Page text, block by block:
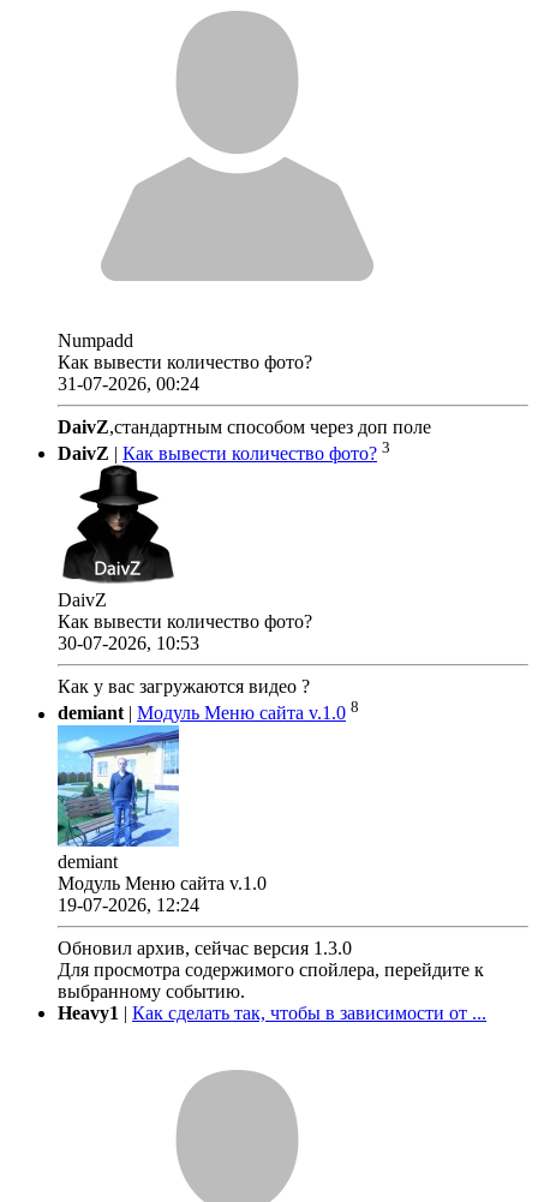
Numpadd
Как вывести количество фото?
31-07-2026, 00:24
DaivZ,стандартным способом через доп поле
DaivZ | Как вывести количество фото? 3
DaivZ
Как вывести количество фото?
30-07-2026, 10:53
Как у вас загружаются видео ?
demiant| Модуль Меню сайта v.1.0 8
demiant
Модуль Меню сайта v.1.0
19-07-2026, 12:24
Обновил архив, сейчас версия 1.3.0
Для просмотра содержимого спойлера, перейдите к
выбранному событию.
Heavy1 | Как сделать так, чтобы в зависимости от ...